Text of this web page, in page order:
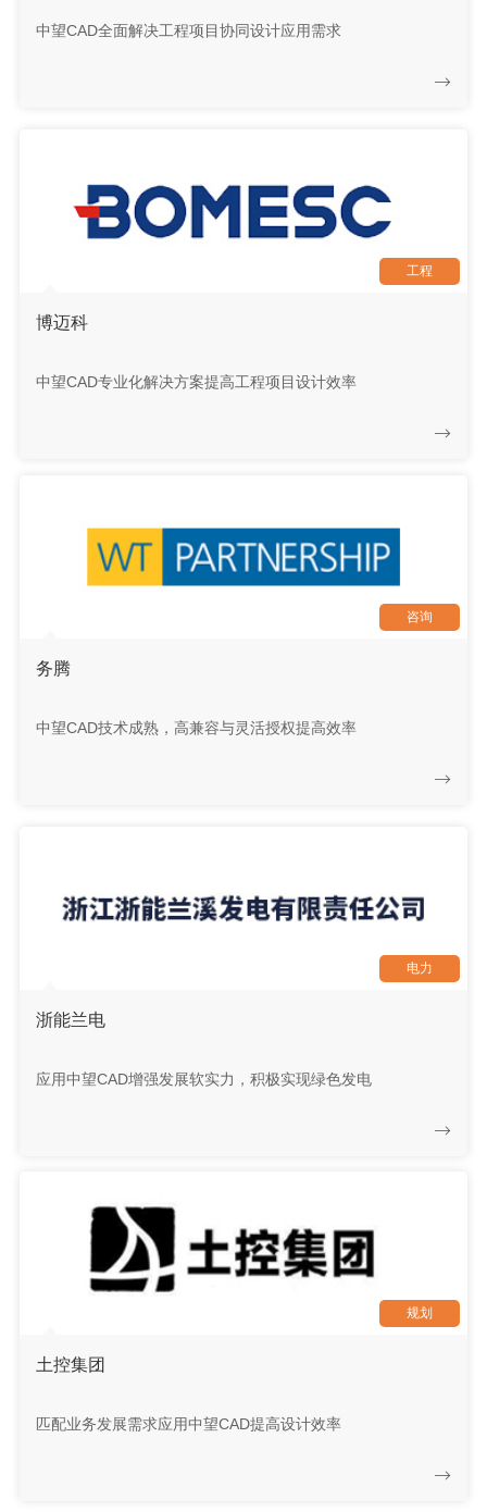
中望CAD全面解决工程项目协同设计应用需求
工程
博迈科
中望CAD专业化解决方案提高工程项目设计效率
咨询
务腾
中望CAD技术成熟，高兼容与灵活授权提高效率
电力
浙能兰电
应用中望CAD增强发展软实力，积极实现绿色发电
规划
土控集团
匹配业务发展需求应用中望CAD提高设计效率